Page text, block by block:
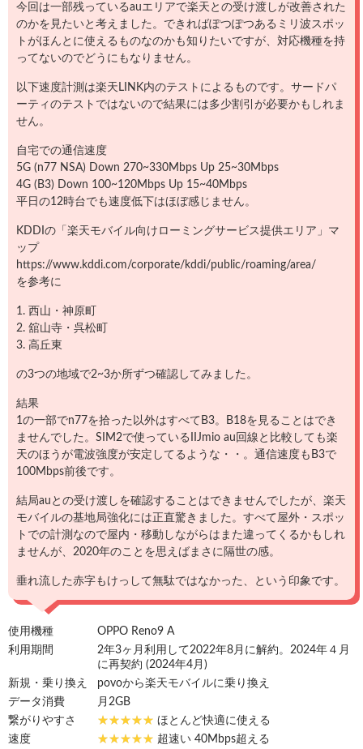
今回は一部残っているauエリアで楽天との受け渡しが改善された
のかを見たいと考えました。できればぽつぽつあるミリ波スポッ
トがほんとに使えるものなのかも知りたいですが、対応機種を持
ってないのでどうにもなりません。
以下速度計測は楽天LINK内のテストによるものです。サードパ
ーティのテストではないので結果には多少割引が必要かもしれま
せん。
自宅での通信速度
5G (n77 NSA) Down 270~330Mbps Up 25~30Mbps
4G (B3) Down 100~120Mbps Up 15~40Mbps
平日の12時台でも速度低下はほぼ感じません。
KDDIの「楽天モバイル向けローミングサービス提供エリア」マ
ップ
https://www.kddi.com/corporate/kddi/public/roaming/area/
を参考に
1. 西山・神原町
2. 舘山寺・呉松町
3. 高丘東
の3つの地域で2~3か所ずつ確認してみました。
結果
1の一部でn77を拾った以外はすべてB3。B18を見ることはでき
ませんでした。SIM2で使っているIIJmio au回線と比較しても楽
天のほうが電波強度が安定してるような・・。通信速度もB3で
100Mbps前後です。
結局auとの受け渡しを確認することはできませんでしたが、楽天
モバイルの基地局強化には正直驚きました。すべて屋外・スポッ
トでの計測なので屋内・移動しながらはまた違ってくるかもしれ
ませんが、2020年のことを思えばまさに隔世の感。
垂れ流した赤字もけっして無駄ではなかった、という印象です。
使用機種
OPPO Reno9 A
利用期間
2年3ヶ月利用して2022年8月に解約。2024年４月
に再契約 (2024年4月)
新規・乗り換え
povoから楽天モバイルに乗り換え
データ消費
月2GB
繋がりやすさ
ほとんど快適に使える
速度
超速い 40Mbps超える